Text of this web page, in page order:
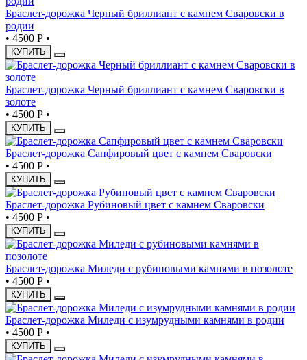
Браслет-дорожка Черный бриллиант с камнем Сваровски в
родии
• 4500 Р •
КУПИТЬ
Браслет-дорожка Черный бриллиант с камнем Сваровски в
золоте
• 4500 Р •
КУПИТЬ
Браслет-дорожка Сапфировый цвет с камнем Сваровски
• 4500 Р •
КУПИТЬ
Браслет-дорожка Рубиновый цвет с камнем Сваровски
• 4500 Р •
КУПИТЬ
Браслет-дорожка Миледи с рубиновыми камнями в позолоте
• 4500 Р •
КУПИТЬ
Браслет-дорожка Миледи с изумрудными камнями в родии
• 4500 Р •
КУПИТЬ